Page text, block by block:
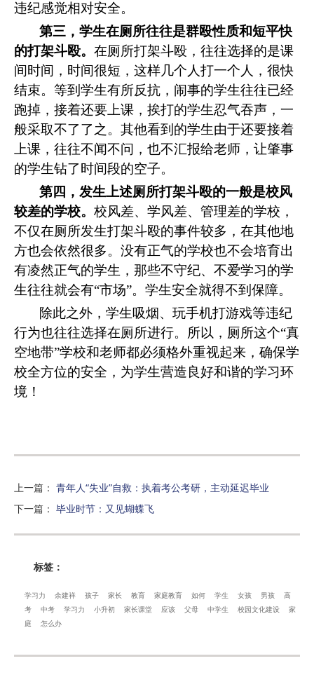
违纪感觉相对安全。
第三，学生在厕所往往是群殴性质和短平快
的打架斗殴。 在厕所打架斗殴，往往选择的是课
间时间，时间很短，这样几个人打一个人，很快
结束。等到学生有所反抗，闹事的学生往往已经
跑掉，接着还要上课，挨打的学生忍气吞声，一
般采取不了了之。其他看到的学生由于还要接着
上课，往往不闻不问，也不汇报给老师，让肇事
的学生钻了时间段的空子。
第四，发生上述厕所打架斗殴的一般是校风
较差的学校。 校风差、学风差、管理差的学校，
不仅在厕所发生打架斗殴的事件较多，在其他地
方也会依然很多。没有正气的学校也不会培育出
有凌然正气的学生，那些不守纪、不爱学习的学
生往往就会有“市场”。学生安全就得不到保障。
除此之外，学生吸烟、玩手机打游戏等违纪
行为也往往选择在厕所进行。所以，厕所这个“真
空地带”学校和老师都必须格外重视起来，确保学
校全方位的安全，为学生营造良好和谐的学习环
境！
上一篇 ： 青年人“失业”自救：执着考公考研，主动延迟毕业
下一篇 ： 毕业时节：又见蝴蝶飞
标签：
学习力 余建祥 孩子 家长 教育 家庭教育 如何 学生 女孩 男孩
高
考
中考 学习力 小升初 家长课堂 应该 父母 中学生 校园文化建设
家
庭
怎么办